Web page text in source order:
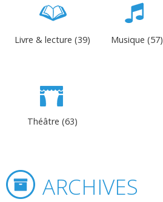
Livre & lecture (39) Musique (57)
Théâtre (63)
ARCHIVES